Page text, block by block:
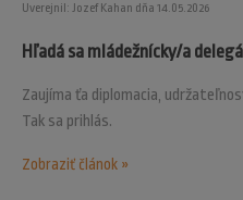
Uverejnil: Jozef Kahan dňa 14.05.2026
Hľadá sa mládežnícky/a
Zaujíma ťa diplomacia,
Tak sa prihlás.
Zobraziť článok »